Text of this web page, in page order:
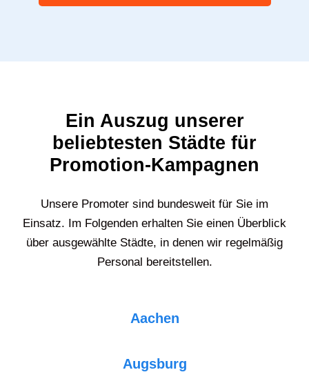
Ein Auszug unserer
beliebtesten Städte für
Promotion-Kampagnen
Unsere Promoter sind bundesweit für Sie im
Einsatz. Im Folgenden erhalten Sie einen Überblick
über ausgewählte Städte, in denen wir regelmäßig
Personal bereitstellen.
Aachen
Augsburg